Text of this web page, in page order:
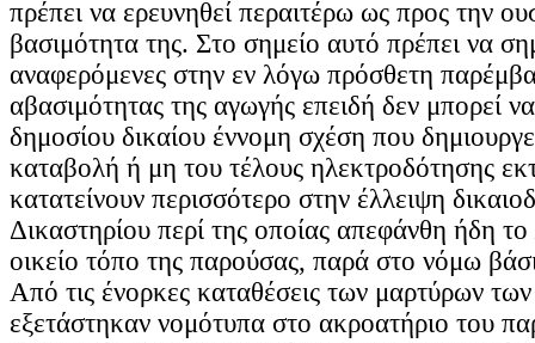
πρέπει να ερευνηθεί περαιτέρω ως προς την
βασιμότητα της. Στο σημείο αυτό πρέπει να
αναφερόμενες στην εν λόγω πρόσθετη
αβασιμότητας της αγωγής επειδή δεν μπορεί
δημοσίου δικαίου έννομη σχέση που
καταβολή ή μη του τέλους ηλεκτροδότησης
κατατείνουν περισσότερο στην έλλειψη
Δικαστηρίου περί της οποίας απεφάνθη ήδη
οικείο τόπο της παρούσας, παρά στο νόμω
Από τις ένορκες καταθέσεις των μαρτύρων
εξετάστηκαν νομότυπα στο ακροατήριο του